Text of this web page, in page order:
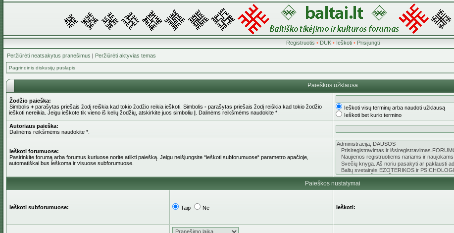
Registruotis • DUK• Ieškoti• Prisijungti
Peržiūrėti neatsakytus pranešimus | Peržiūrėti aktyvias temas
Pagrindinis diskusijų puslapis
Paieškos užklausa
Žodžio paieška:
Simbolis + parašytas priešais žodį reiškia kad tokio žodžio reikia ieškoti. Simbolis - parašytas priešais žodį reiškia kad tokio žodžio
ieškoti nereikia. Jeigu ieškote tik vieno iš kelių žodžių, atskirkite juos simboliu | . Dalinėms reikšmėms naudokite *.
Ieškoti visų terminų arba naudoti užklausą
Ieškoti bet kurio termino
Autoriaus paieška:
Dalinėms reikšmėms naudokite *.
Ieškoti forumuose:
Pasirinkite forumą arba forumus kuriuose norite atlikti paiešką. Jeigu neišjungsite “ieškoti subforumuose“ parametro apačioje,
automatiškai bus ieškoma ir visuose subforumuose.
Paieškos nustatymai
Ieškoti subforumuose: Taip Ne Ieškoti: